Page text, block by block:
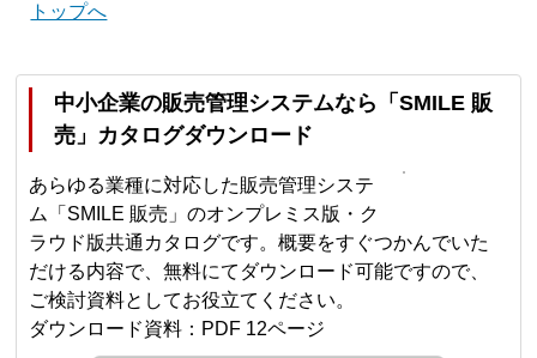
トップへ
中小企業の販売管理システムなら「SMILE 販
売」カタログダウンロード
あらゆる業種に対応した販売管理システ
ム「SMILE 販売」のオンプレミス版・ク
ラウド版共通カタログです。概要をすぐつかんでいた
だける内容で、無料にてダウンロード可能ですので、
ご検討資料としてお役立てください。
ダウンロード資料：PDF 12ページ